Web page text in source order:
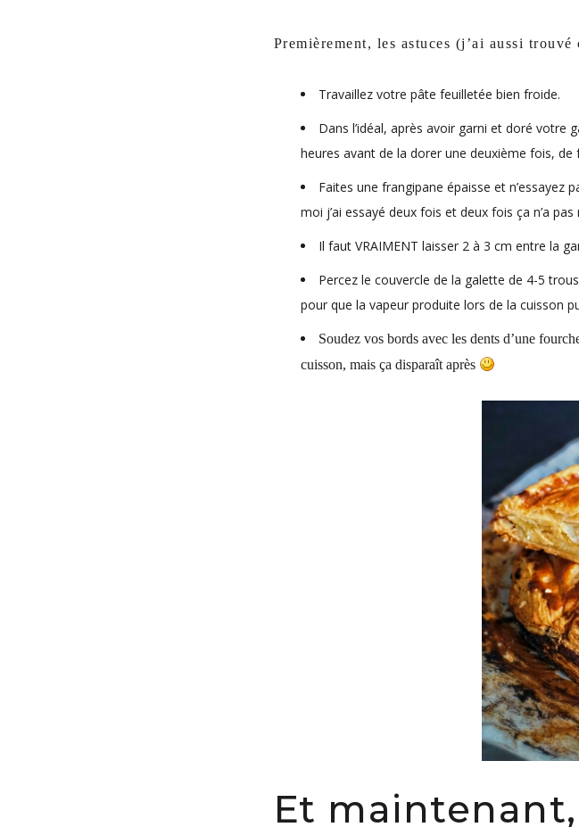
Premièrement, les astuces (j’ai aussi trouvé
Travaillez votre pâte feuilletée bien froide.
Dans l’idéal, après avoir garni et doré
heures avant de la dorer une deuxième fois, de
Faites une frangipane épaisse et
moi j’ai essayé deux fois et deux fois ça n’a pas
Il faut VRAIMENT laisser 2 à 3 cm entre la
Percez le couvercle de la galette de 4-5
pour que la vapeur produite lors de la cuisson
Soudez vos bords avec les dents d’une
cuisson, mais ça disparaît après
Et